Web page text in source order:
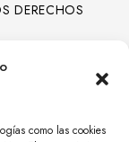
como las cookies
DERECHOS